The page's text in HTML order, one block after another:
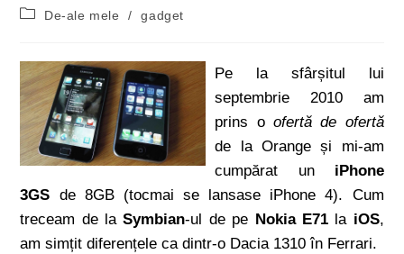
De-ale mele
/ gadget
Pe la sfârșitul lui
septembrie 2010 am
prins o ofertă de ofertă
de la Orange și mi-am
cumpărat un iPhone
3GS de 8GB (tocmai se lansase iPhone 4). Cum
treceam de laSymbian-ul de pe Nokia E71la iOS,
am simțit diferențele ca dintr-o Dacia 1310 în Ferrari.